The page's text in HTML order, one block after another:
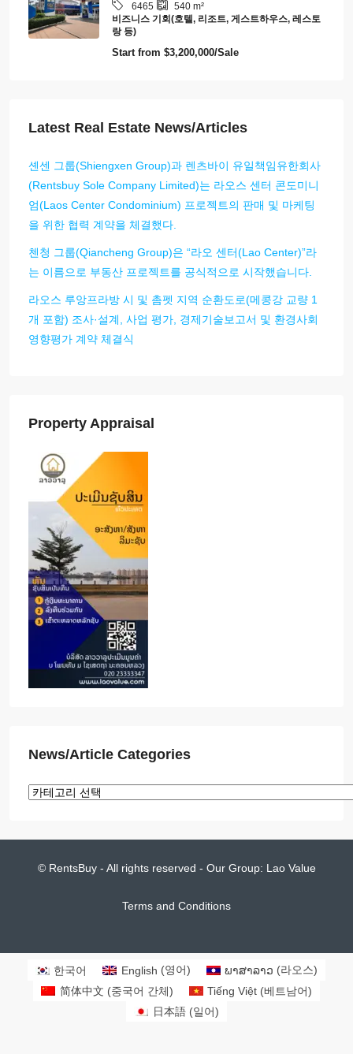
6465 540 m²
비즈니스 기회(호텔, 리조트, 게스트하우스, 레스토
랑 등)
Start from $3,200,000/Sale
Latest Real Estate News/Articles
셴센 그룹(Shiengxen Group)과 렌츠바이 유일책임유한회사
(Rentsbuy Sole Company Limited)는 라오스 센터 콘도미니
엄(Laos Center Condominium) 프로젝트의 판매 및 마케팅
을 위한 협력 계약을 체결했다.
첸청 그룹(Qiancheng Group)은 “라오 센터(Lao Center)”라
는 이름으로 부동산 프로젝트를 공식적으로 시작했습니다.
라오스 루앙프라방 시 및 촘펫 지역 순환도로(메콩강 교량 1
개 포함) 조사·설계, 사업 평가, 경제기술보고서 및 환경사회
영향평가 계약 체결식
Property Appraisal
News/Article Categories
© RentsBuy - All rights reserved - Our Group: Lao Value
Terms and Conditions
한국어 English (영어) ພາສາລາວ (라오스)
简体中文 (중국어 간체) Tiếng Việt (베트남어)
日本語(일어)